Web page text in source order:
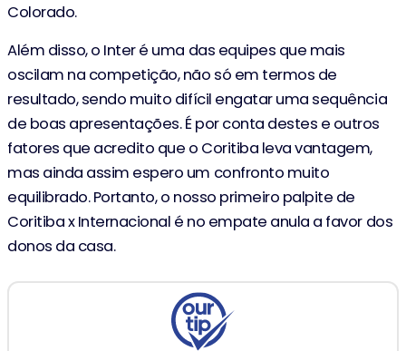
Colorado.
Além disso, o Inter é uma das equipes que mais
oscilam na competição, não só em termos de
resultado, sendo muito difícil engatar uma sequência
de boas apresentações. É por conta destes e outros
fatores que acredito que o Coritiba leva vantagem,
mas ainda assim espero um confronto muito
equilibrado. Portanto, o nosso primeiro palpite de
Coritiba x Internacional é no empate anula a favor dos
donos da casa.